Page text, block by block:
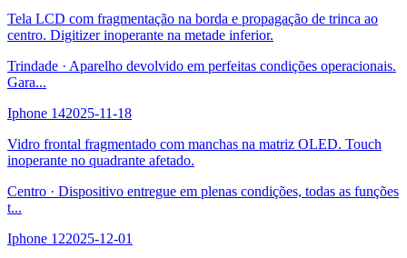
Tela LCD com fragmentação na borda e propagação de trinca ao
centro. Digitizer inoperante na metade inferior.
Trindade · Aparelho devolvido em perfeitas condições operacionais.
Gara...
Iphone 142025-11-18
Vidro frontal fragmentado com manchas na matriz OLED. Touch
inoperante no quadrante afetado.
Centro · Dispositivo entregue em plenas condições, todas as funções
t...
Iphone 122025-12-01